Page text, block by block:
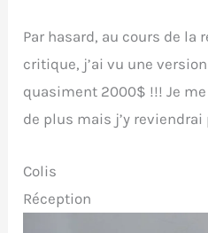
Par hasard, au cours de la
critique, j’ai vu une
quasiment 2000$ !!! Je
de plus mais j’y reviendrai
Colis
Réception